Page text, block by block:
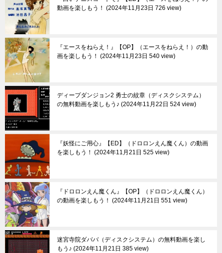
動画を楽しもう！
2024年11月23日 726 view
『エースをねらえ！』【OP】（エースをねらえ！）の動
画を楽しもう！
2024年11月23日 540 view
ディープダンジョン2 勇士の紋章（ディスクシステム）
の無料動画を楽しもう♪ 2024年11月22日 524 view
『妖怪にご用心』【ED】（ドロロンえん魔くん）の動画
を楽しもう！
2024年11月21日 525 view
『ドロロンえん魔くん』【OP】（ドロロンえん魔くん）
の動画を楽しもう！
2024年11月21日 551 view
迷宮寺院ダババ（ディスクシステム）の無料動画を楽し
もう♪ 2024年11月21日 385 view